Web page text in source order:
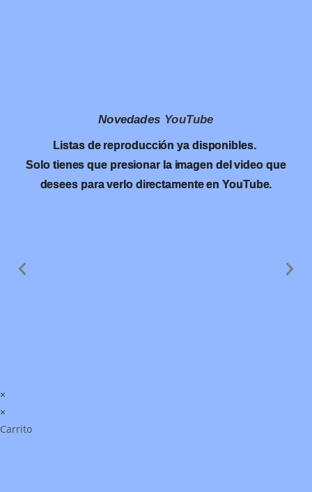
Novedades YouTube
Listas de reproducción ya disponibles.
Solo tienes que presionar la imagen del video que
desees para verlo directamente en YouTube.
×
×
Carrito